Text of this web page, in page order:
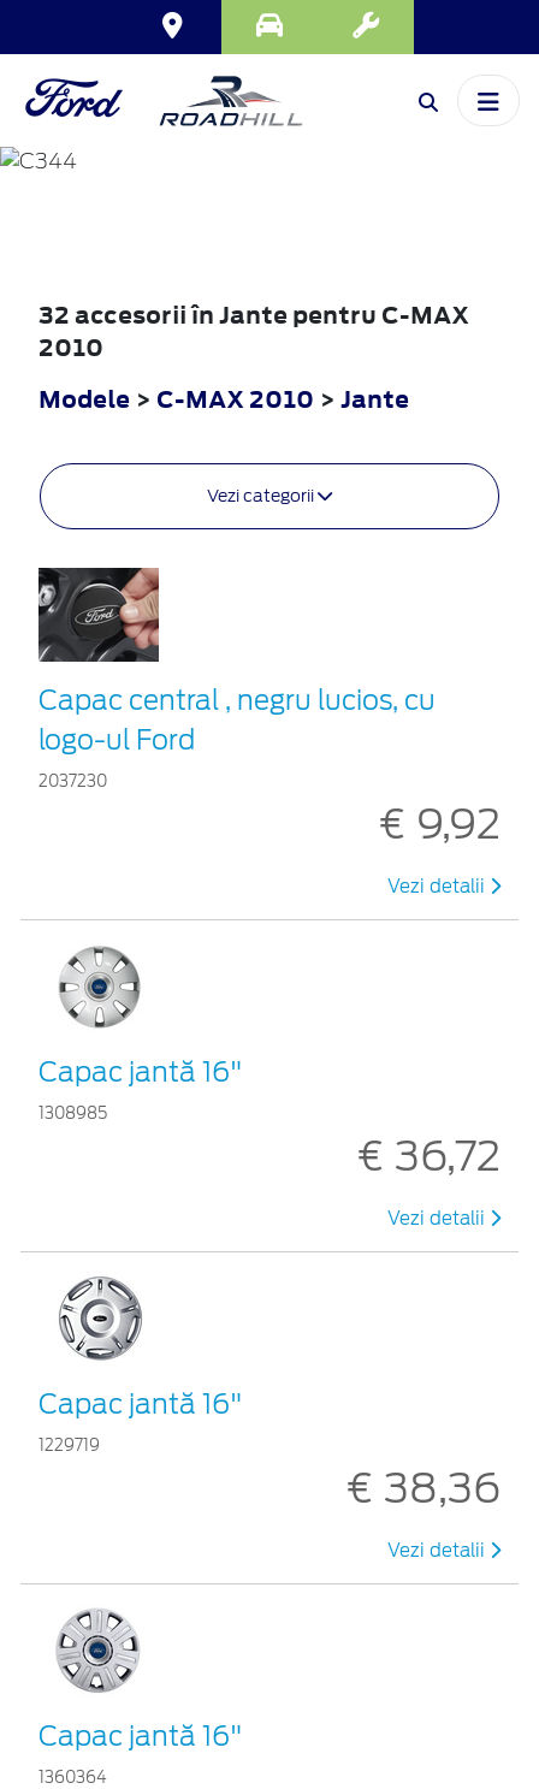
C-MAX
32 accesorii în Jante pentru C-MAX
2010
Modele > C-MAX 2010 > Jante
Vezi categorii
Capac central , negru lucios, cu
logo-ul Ford
2037230
€ 9,92
Vezi detalii
Capac jantă 16"
1308985
€ 36,72
Vezi detalii
Capac jantă 16"
1229719
€ 38,36
Vezi detalii
Capac jantă 16"
1360364